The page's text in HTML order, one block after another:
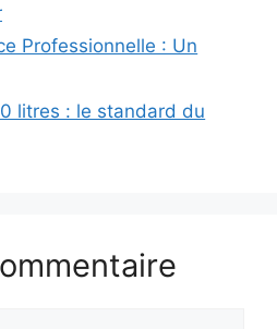
Professionnelle : Un
litres : le standard du